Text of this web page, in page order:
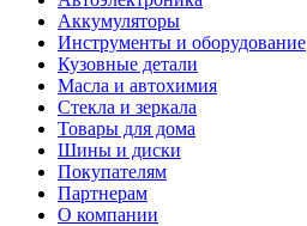
Аккумуляторы
Инструменты и оборудование
Кузовные детали
Масла и автохимия
Стекла и зеркала
Товары для дома
Шины и диски
Покупателям
Партнерам
О компании